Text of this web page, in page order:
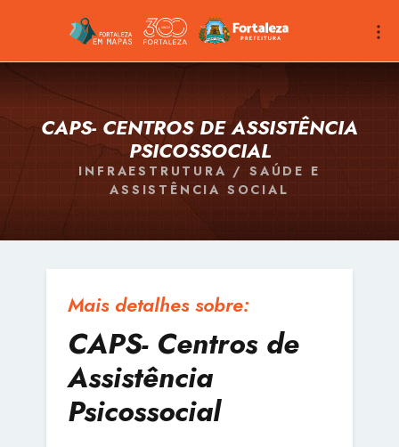
CAPS- CENTROS DE ASSISTÊNCIA
PSICOSSOCIAL
INFRAESTRUTURA / SAÚDE E
ASSISTÊNCIA SOCIAL
Mais detalhes sobre:
CAPS- Centros de
Assistência
Psicossocial